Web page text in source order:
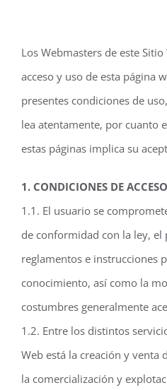
Los Webmasters de este
acceso y uso de esta página
presentes condiciones de
lea atentamente, por cuanto
estas páginas implica su
1. CONDICIONES DE
1.1. El usuario se
de conformidad con la ley, el
reglamentos e instrucciones
conocimiento, así como la
costumbres generalmente
1.2. Entre los distintos
Web está la creación y venta
la comercialización y